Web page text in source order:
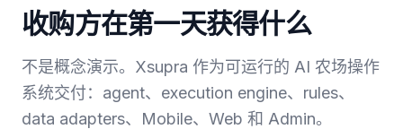
收购方在第一天获得什么
不是概念演示。Xsupra 作为可运行的 AI 农场操作
系统交付：agent、execution engine、rules、
data adapters、Mobile、Web 和 Admin。